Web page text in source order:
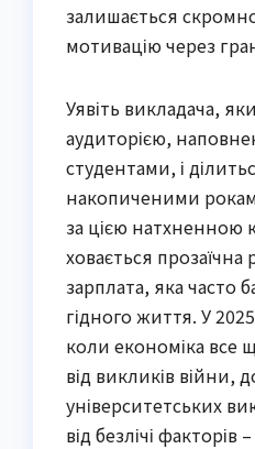
залишається
мотивацію через
Уявіть викладача,
аудиторією,
студентами, і
накопиченими
за цією натхненною
ховається прозаїчна
зарплата, яка часто
гідного життя. У
коли економіка все
від викликів війни,
університетських
від безлічі факторів